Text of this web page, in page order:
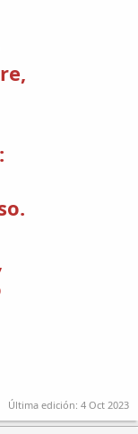
Última edición: 4 Oct 2023